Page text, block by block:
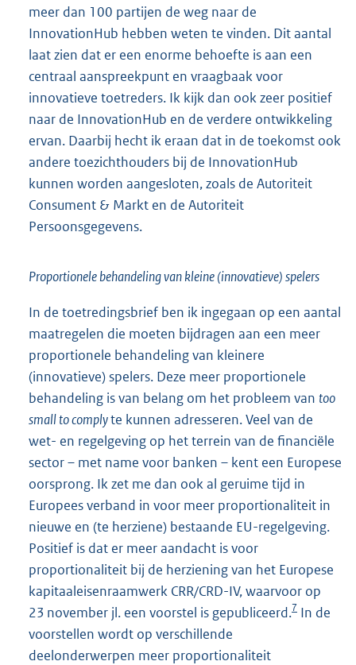
meer dan 100 partijen de weg naar de
InnovationHub hebben weten te vinden. Dit aantal
laat zien dat er een enorme behoefte is aan een
centraal aanspreekpunt en vraagbaak voor
innovatieve toetreders. Ik kijk dan ook zeer positief
naar de InnovationHub en de verdere ontwikkeling
ervan. Daarbij hecht ik eraan dat in de toekomst ook
andere toezichthouders bij de InnovationHub
kunnen worden aangesloten, zoals de Autoriteit
Consument & Markt en de Autoriteit
Persoonsgegevens.
Proportionele behandeling van kleine (innovatieve) spelers
In de toetredingsbrief ben ik ingegaan op een aantal
maatregelen die moeten bijdragen aan een meer
proportionele behandeling van kleinere
(innovatieve) spelers. Deze meer proportionele
behandeling is van belang om het probleem van too
small to complyte kunnen adresseren. Veel van de
wet- en regelgeving op het terrein van de financiële
sector – met name voor banken – kent een Europese
oorsprong. Ik zet me dan ook al geruime tijd in
Europees verband in voor meer proportionaliteit in
nieuwe en (te herziene) bestaande EU-regelgeving.
Positief is dat er meer aandacht is voor
proportionaliteit bij de herziening van het Europese
kapitaaleisenraamwerk CRR/CRD-IV, waarvoor op
23 november jl. een voorstel is gepubliceerd.7 In de
voorstellen wordt op verschillende
deelonderwerpen meer proportionaliteit